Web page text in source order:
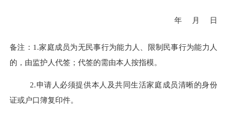
年 月 日
备注： 1.家庭成员为无民事行为能力人、限制民事行为能力人
的，由监护人代签；代签的需由本人按指模。
2.申请人必须提供本人及共同生活家庭成员清晰的身份
证或户口簿复印件。